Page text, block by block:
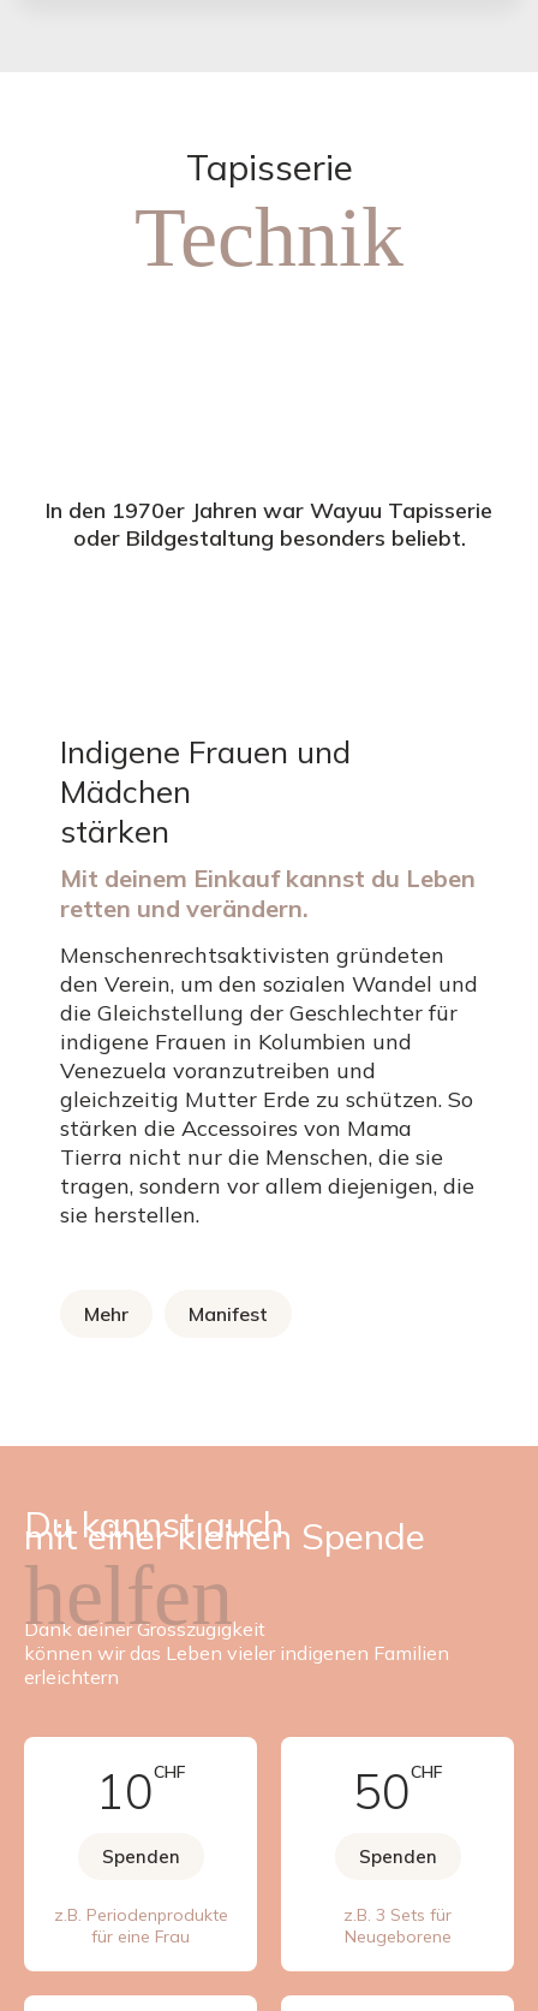
Tapisserie
Technik
In den 1970er Jahren war Wayuu Tapisserie
oder Bildgestaltung besonders beliebt.
Indigene Frauen und
Mädchen
stärken
Mit deinem Einkauf kannst du Leben
retten und verändern.
Menschenrechtsaktivisten gründeten
den Verein, um den sozialen Wandel und
die Gleichstellung der Geschlechter für
indigene Frauen in Kolumbien und
Venezuela voranzutreiben und
gleichzeitig Mutter Erde zu schützen. So
stärken die Accessoires von Mama
Tierra nicht nur die Menschen, die sie
tragen, sondern vor allem diejenigen, die
sie herstellen.
Mehr Manifest
Du kannst auch
mit einer kleinen Spende
helfen
Dank deiner Grosszügigkeit
können wir das Leben vieler indigenen Familien
erleichtern
10CHF
Spenden
z.B. Periodenprodukte
für eine Frau
50CHF
Spenden
z.B. 3 Sets für
Neugeborene